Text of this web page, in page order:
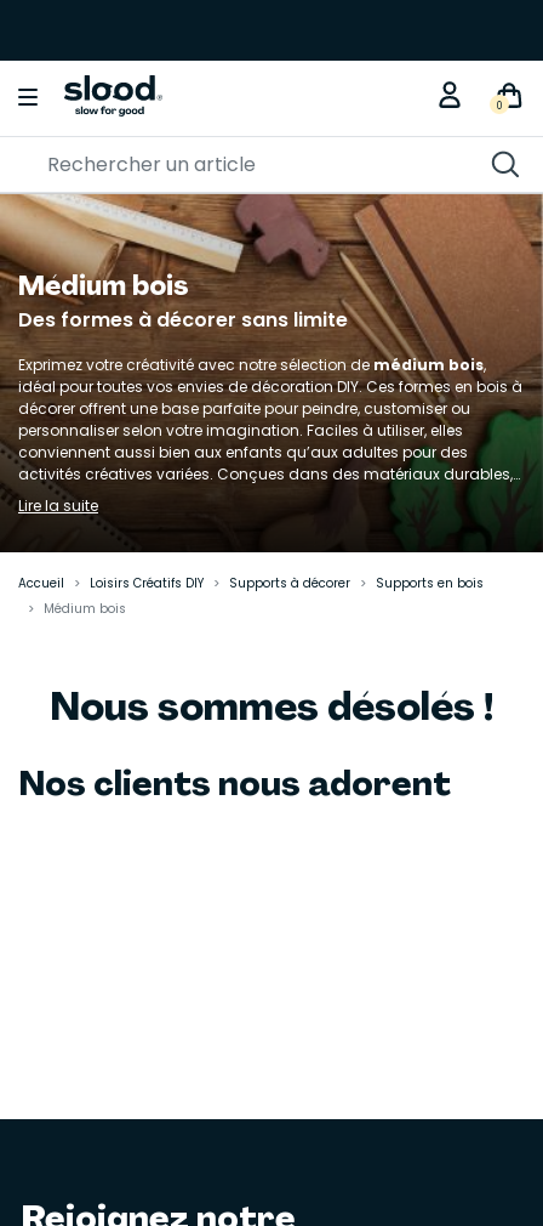
0
Médium bois
Des formes à décorer sans limite
Exprimez votre créativité avec notre sélection de médium bois,
idéal pour toutes vos envies de décoration DIY. Ces formes en bois à
décorer offrent une base parfaite pour peindre, customiser ou
personnaliser selon votre imagination. Faciles à utiliser, elles
conviennent aussi bien aux enfants qu’aux adultes pour des
activités créatives variées. Conçues dans des matériaux durables,
elles s’inscrivent dans une démarche plus responsable. Une solution
simple et ludique pour créer des objets uniques et faits main.
Lire la suite
Accueil Loisirs Créatifs DIY Supports à décorer
Supports en bois
Médium bois
Nous sommes désolés !
Nos clients nous adorent